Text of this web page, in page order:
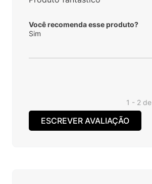
Você recomenda esse produto?
Sim
1 - 2de
ESCREVER AVALIAÇÃO